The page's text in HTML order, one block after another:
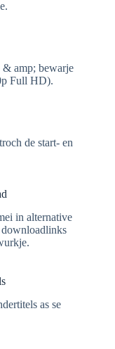
& amp; bewarje
Full HD).
de start- en
in alternative
downloadlinks
as se